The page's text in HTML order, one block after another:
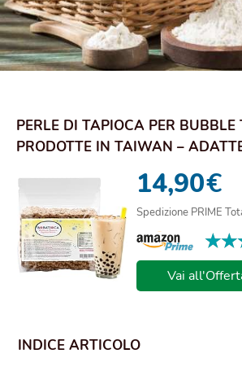
PERLE DI TAPIOCA PER BUBBLE
PRODOTTE IN TAIWAN –
14,90€
Spedizione PRIME
Vai